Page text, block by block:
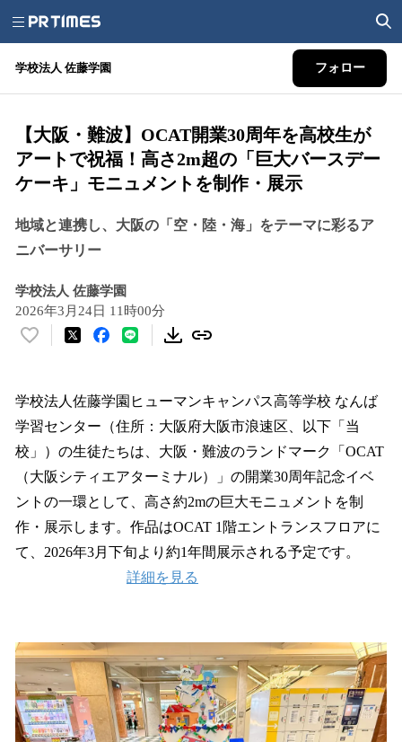
学校法人 佐藤学園 フォロー
【大阪・難波】OCAT開業30周年を高校生が
アートで祝福！高さ2m超の「巨大バースデー
ケーキ」モニュメントを制作・展示
地域と連携し、大阪の「空・陸・海」をテーマに彩るア
ニバーサリー
学校法人 佐藤学園
2026年3月24日 11時00分
い
！
数
を
読
み
込
み
中
学校法人佐藤学園ヒューマンキャンパス高等学校 なんば
学習センター（住所：大阪府大阪市浪速区、以下「当
校」）の生徒たちは、大阪・難波のランドマーク「OCAT
（大阪シティエアターミナル）」の開業30周年記念イベ
ントの一環として、高さ約2mの巨大モニュメントを制
作・展示します。作品はOCAT 1階エントランスフロアに
て、2026年3月下旬より約1年間展示される予定です。
詳細を見る